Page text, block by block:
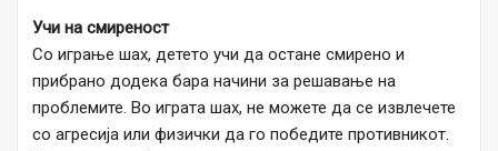
Учи на смиреност
Со играње шах, детето учи да остане смирено и
прибрано додека бара начини за решавање на
проблемите. Во играта шах, не можете да се извлечете
со агресија или физички да го победите противникот.